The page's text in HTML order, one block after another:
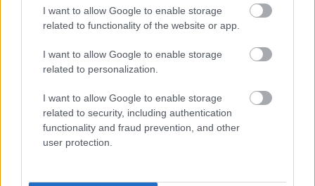
I want to allow Google to enable storage
related to functionality of the website or app.
I want to allow Google to enable storage
related to personalization.
I want to allow Google to enable storage
related to security, including authentication
functionality and fraud prevention, and other
user protection.